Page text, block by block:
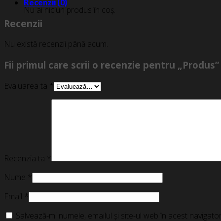
Nu ai niciun produs în coș.
Recenzii (0)
Recenzii
Nu există recenzii până acum.
Fii primul care scrii o recenzie pentru „Produs”
Evaluarea ta *
Recenzia ta *
Nume *
Email *
Salvează-mi numele, emailul și site-ul web în acest